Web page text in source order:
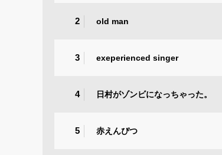
2 old man
3 exeperienced singer
4 日村がゾンビになっちゃった。
5 赤えんぴつ